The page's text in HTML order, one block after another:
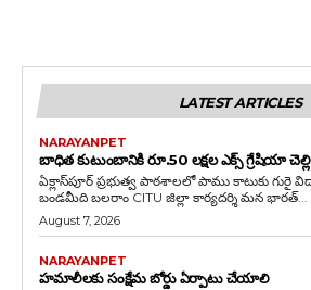
LATEST ARTICLES
NARAYANPET
బాధిత కుటుంబానికి రూ.50 లక్షల ఎక్స్ గ్రేషియా
ఏక్లాస్‌పూర్ ప్రభుత్వ పాఠశాలలో పాము కాటుకు గురై
బండమీది బలరాం CITU జిల్లా కార్యదర్శి మన భారత్...
August 7, 2026
NARAYANPET
హమాలీలకు సంక్షేమ బోర్డు ఏర్పాటు చేయాలి